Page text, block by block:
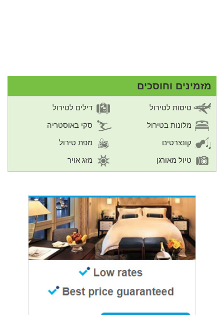
מזמינים וחוסכים
טיסות לטירול דילים לטירול
מלונות בטירול סקי באוסטריה
קונצרטים מפת טירול
טיול מאורגן מזג אויר